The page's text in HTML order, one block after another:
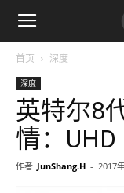
首页 深度
深度
英特尔8
情：UHD
作者 JunShang.H - 2017